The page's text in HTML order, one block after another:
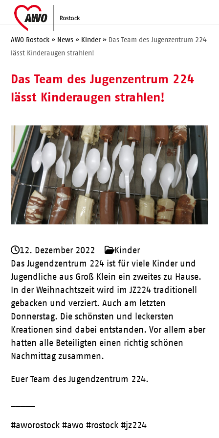
content
Open
mobile
menu
Close
mobile
menu
AWO Rostock » News » Kinder » Das Team des Jugenzentrum 224
lässt Kinderaugen strahlen!
Das Team des Jugenzentrum 224
lässt Kinderaugen strahlen!
12. Dezember 2022
Kinder
Das Jugendzentrum 224 ist für viele Kinder und
Jugendliche aus Groß Klein ein zweites zu Hause.
In der Weihnachtszeit wird im JZ224 traditionell
gebacken und verziert. Auch am letzten
Donnerstag. Die schönsten und leckersten
Kreationen sind dabei entstanden. Vor allem aber
hatten alle Beteiligten einen richtig schönen
Nachmittag zusammen.
Euer Team des Jugendzentrum 224.
#aworostock #awo #rostock #jz224